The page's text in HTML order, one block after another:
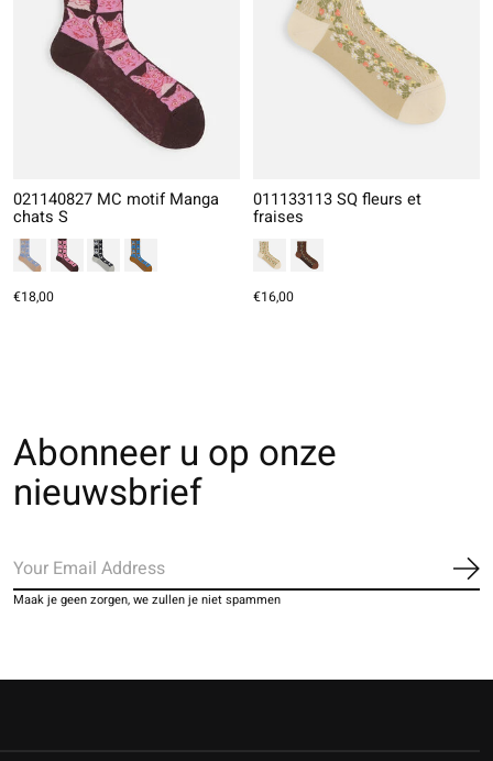
021140827 MC motif Manga
chats S
€18,00
011133113 SQ fleurs et
fraises
€16,00
Abonneer u op onze
nieuwsbrief
Maak je geen zorgen, we zullen je niet spammen